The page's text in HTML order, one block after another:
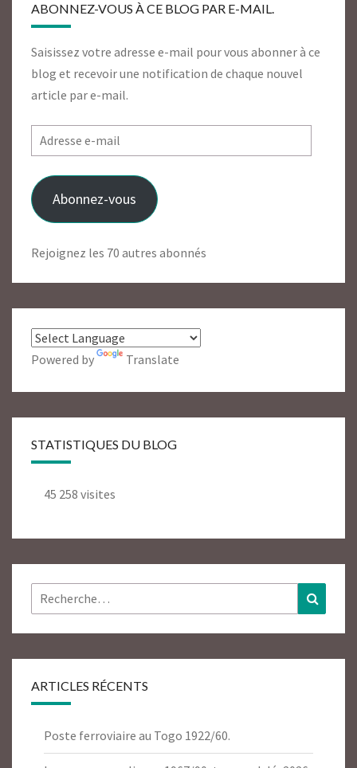
ABONNEZ-VOUS À CE BLOG PAR E-MAIL.
Saisissez votre adresse e-mail pour vous abonner à ce
blog et recevoir une notification de chaque nouvel
article par e-mail.
Adresse
e-
mail
Abonnez-vous
Rejoignez les 70 autres abonnés
Powered by Translate
STATISTIQUES DU BLOG
45 258 visites
Rechercher :
ARTICLES RÉCENTS
Poste ferroviaire au Togo 1922/60.